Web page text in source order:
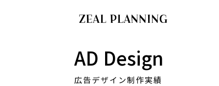
AD Design
広告デザイン制作実績